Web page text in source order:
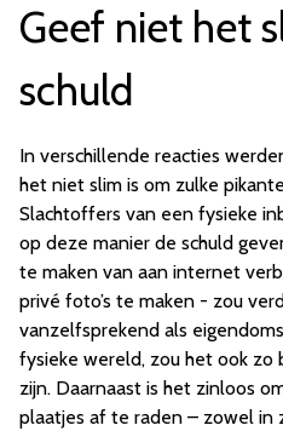
Geef niet het
schuld
In verschillende reacties
het niet slim is om zulke
Slachtoffers van een fysieke
op deze manier de schuld
te maken van aan internet
privé foto’s te maken - zou
vanzelfsprekend als
fysieke wereld, zou het ook zo
zijn. Daarnaast is het zinloos
plaatjes af te raden – zowel in